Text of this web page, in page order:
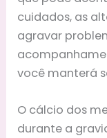
cuidados, as
agravar
você manterá
O cálcio dos
durante a